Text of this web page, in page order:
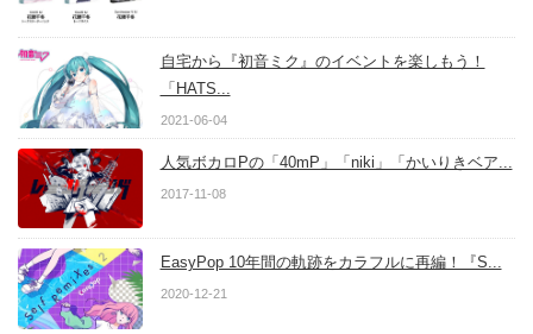
自宅から『初音ミク』のイベントを楽しもう！
「HATS...
2021-06-04
人気ボカロPの「40mP」「niki」「かいりきベア...
2017-11-08
EasyPop 10年間の軌跡をカラフルに再編！『S...
2020-12-21